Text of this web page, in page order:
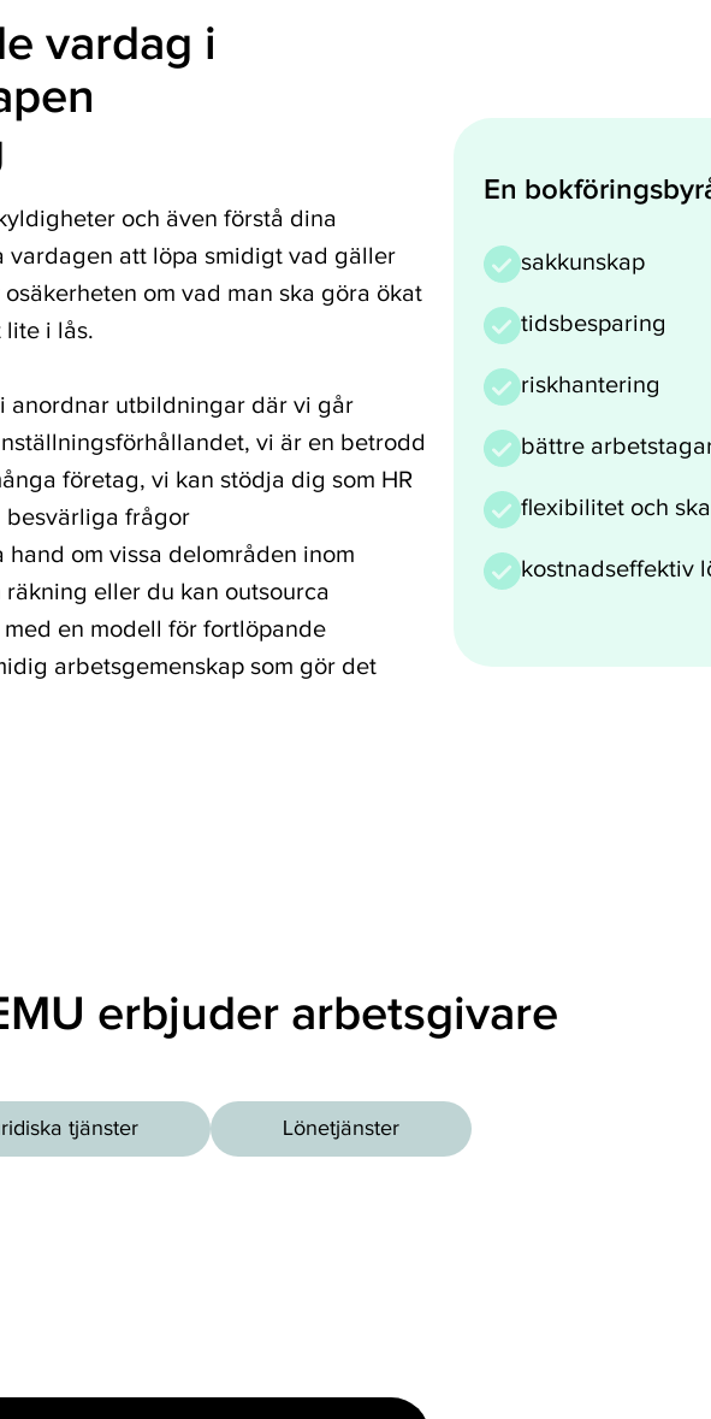
vardag i
och även förstå dina
vardagen att löpa smidigt vad gäller
om vad man ska göra ökat
lite i lås.
anordnar utbildningar där vi går
vi är en betrodd
företag, vi kan stödja dig som HR
besvärliga frågor
om vissa delområden inom
eller du kan outsourca
en modell för fortlöpande
arbetsgemenskap som gör det
En
sakkunskap
tidsbesparing
riskhantering
bättre
flexibilitet och
kostnadseffektiv
erbjuder arbetsgivare
tjänster Lönetjänster